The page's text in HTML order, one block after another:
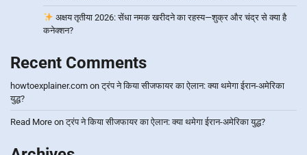
अक्षय तृतीया 2026: सेंधा नमक खरीदने का रहस्य—शुक्र और चंद्र से क्या है
कनेक्शन?
Recent Comments
howtoexplainer.com onट्रंप ने किया सीजफायर का ऐलान: क्या थमेगा ईरान-अमेरिका
युद्ध?
Read More onट्रंप ने किया सीजफायर का ऐलान: क्या थमेगा ईरान-अमेरिका युद्ध?